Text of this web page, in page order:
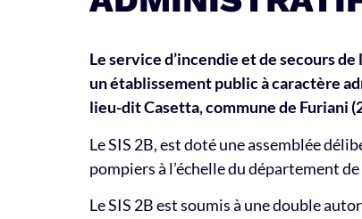
Le service d’incendie et de secours
un établissement public à caractère
lieu-dit Casetta, commune de Furiani
Le SIS 2B, est doté une assemblée
pompiers à l’échelle du département
Le SIS 2B est soumis à une double